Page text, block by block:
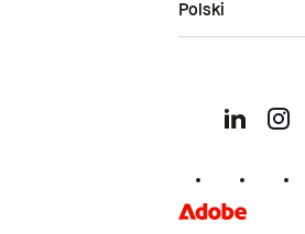
Polski